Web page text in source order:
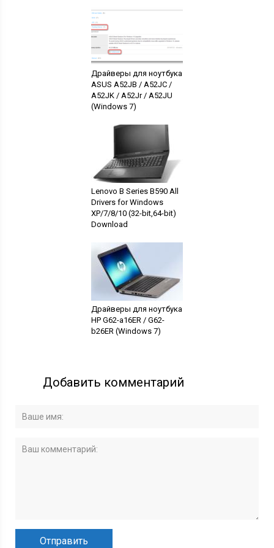
Драйверы для ноутбука
ASUS A52JB / A52JC /
A52JK / A52Jr / A52JU
(Windows 7)
Lenovo B Series B590 All
Drivers for Windows
XP/7/8/10 (32-bit,64-bit)
Download
Драйверы для ноутбука
HP G62-a16ER / G62-
b26ER (Windows 7)
Добавить комментарий